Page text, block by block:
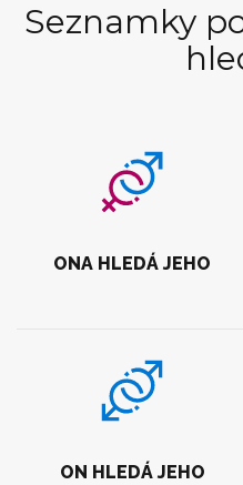
Seznamky
ONA HLEDÁ JEHO
ON HLEDÁ JEHO